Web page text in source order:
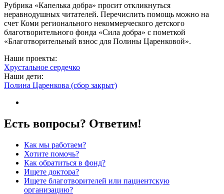
Рубрика «Капелька добра» просит откликнуться
неравнодушных читателей. Перечислить помощь можно на
счет Коми регионального некоммерческого детского
благотворительного фонда «Сила добра» с пометкой
«Благотворительный взнос для Полины Царенковой».
Наши проекты:
Хрустальное сердечко
Наши дети:
Полина Царенкова (сбор закрыт)
Есть вопросы? Ответим!
Как мы работаем?
Хотите помочь?
Как обратиться в фонд?
Ищете доктора?
Ищете благотворителей или пациентскую
организацию?